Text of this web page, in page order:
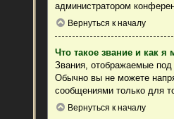
администратором
Вернуться к началу
Что такое звание и как я
Звания, отображаемые
Обычно вы не можете
сообщениями только для
Вернуться к началу